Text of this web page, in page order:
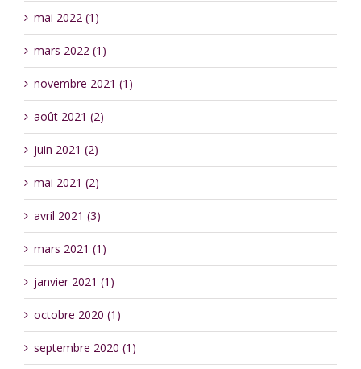
mai 2022 (1)
mars 2022 (1)
novembre 2021 (1)
août 2021 (2)
juin 2021 (2)
mai 2021 (2)
avril 2021 (3)
mars 2021 (1)
janvier 2021 (1)
octobre 2020 (1)
septembre 2020 (1)